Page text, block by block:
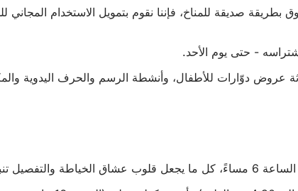
عروض دوّارات للأطفال، وأنشطة الرسم والحرف اليدوية